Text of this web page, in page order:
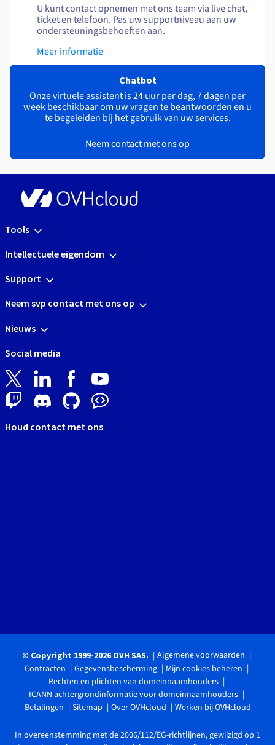
U kunt contact opnemen met ons team via live chat,
ticket en telefoon. Pas uw supportniveau aan uw
ondersteuningsbehoeften aan.
Meer informatie
Chatbot
Onze virtuele assistent is 24 uur per dag, 7 dagen per
week beschikbaar om uw vragen te beantwoorden en u
te begeleiden bij het gebruik van uw services.
Neem contact met ons op
Tools
Intellectuele eigendom
Support
Neem svp contact met ons op
Nieuws
Social media
Houd contact met ons
© Copyright 1999-2026 OVH SAS.
Algemene voorwaarden
Contracten
Gegevensbescherming
Mijn cookies beheren
Rechten en plichten van domeinnaamhouders
ICANN achtergrondinformatie voor domeinnaamhouders
Betalingen
Sitemap Over OVHcloud Werken bij OVHcloud
In overeenstemming met de 2006/112/EG-richtlijnen, gewijzigd op 1